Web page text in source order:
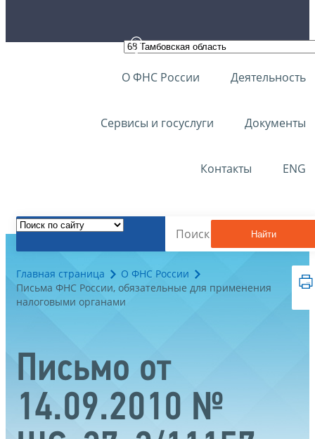
О ФНС России Деятельность
Сервисы и госуслуги Документы
Контакты ENG
Найти
Главная страница
О ФНС России
Письма ФНС России, обязательные для применения
налоговыми органами
Письмо от
14.09.2010 №